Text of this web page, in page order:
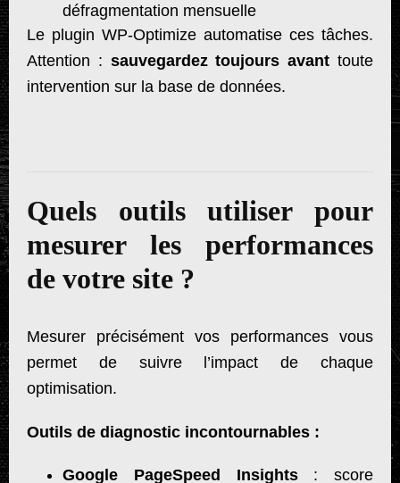
défragmentation mensuelle
Le plugin WP-Optimize automatise ces tâches.
Attention : sauvegardez toujours avant toute
intervention sur la base de données.
Quels outils utiliser pour
mesurer les performances
de votre site ?
Mesurer précisément vos performances vous
permet de suivre l’impact de chaque
optimisation.
Outils de diagnostic incontournables :
Google PageSpeed Insights: score